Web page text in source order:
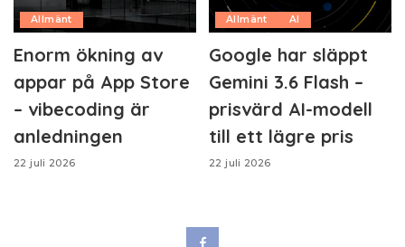
Allmänt
Enorm ökning av
appar på App Store
– vibecoding är
anledningen
22 juli 2026
Allmänt AI
Google har släppt
Gemini 3.6 Flash –
prisvärd AI-modell
till ett lägre pris
22 juli 2026